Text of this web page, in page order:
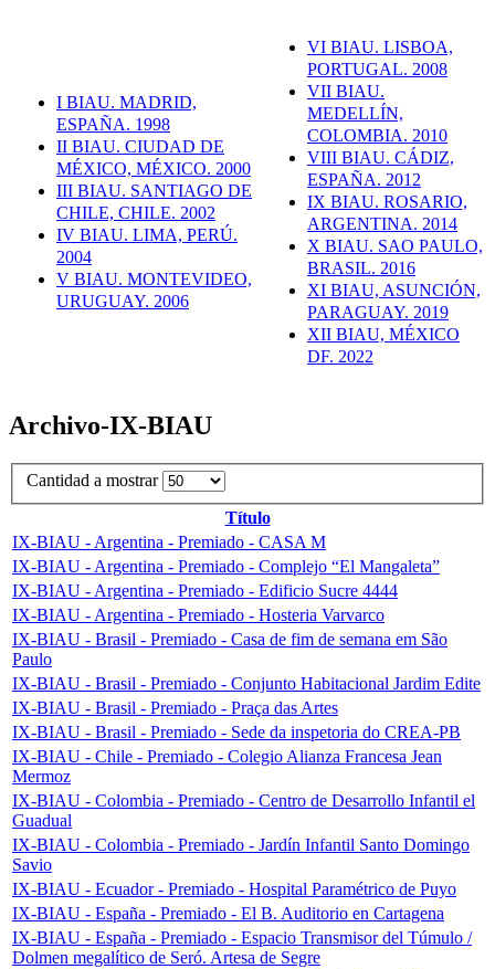
I BIAU. MADRID,
ESPAÑA. 1998
II BIAU. CIUDAD DE
MÉXICO, MÉXICO. 2000
III BIAU. SANTIAGO DE
CHILE, CHILE. 2002
IV BIAU. LIMA, PERÚ.
2004
V BIAU. MONTEVIDEO,
URUGUAY. 2006
VI BIAU. LISBOA,
PORTUGAL. 2008
VII BIAU.
MEDELLÍN,
COLOMBIA. 2010
VIII BIAU. CÁDIZ,
ESPAÑA. 2012
IX BIAU. ROSARIO,
ARGENTINA. 2014
X BIAU. SAO PAULO,
BRASIL. 2016
XI BIAU, ASUNCIÓN,
PARAGUAY. 2019
XII BIAU, MÉXICO
DF. 2022
Archivo-IX-BIAU
Cantidad a mostrar
Título
IX-BIAU - Argentina - Premiado - CASA M
IX-BIAU - Argentina - Premiado - Complejo “El Mangaleta”
IX-BIAU - Argentina - Premiado - Edificio Sucre 4444
IX-BIAU - Argentina - Premiado - Hosteria Varvarco
IX-BIAU - Brasil - Premiado - Casa de fim de semana em São
Paulo
IX-BIAU - Brasil - Premiado - Conjunto Habitacional Jardim Edite
IX-BIAU - Brasil - Premiado - Praça das Artes
IX-BIAU - Brasil - Premiado - Sede da inspetoria do CREA-PB
IX-BIAU - Chile - Premiado - Colegio Alianza Francesa Jean
Mermoz
IX-BIAU - Colombia - Premiado - Centro de Desarrollo Infantil el
Guadual
IX-BIAU - Colombia - Premiado - Jardín Infantil Santo Domingo
Savio
IX-BIAU - Ecuador - Premiado - Hospital Paramétrico de Puyo
IX-BIAU - España - Premiado - El B. Auditorio en Cartagena
IX-BIAU - España - Premiado - Espacio Transmisor del Túmulo /
Dolmen megalítico de Seró. Artesa de Segre